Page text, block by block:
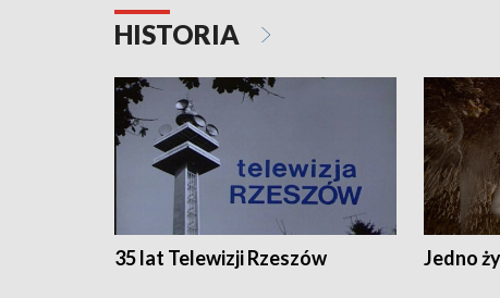
HISTORIA
35 lat Telewizji Rzeszów Jedno